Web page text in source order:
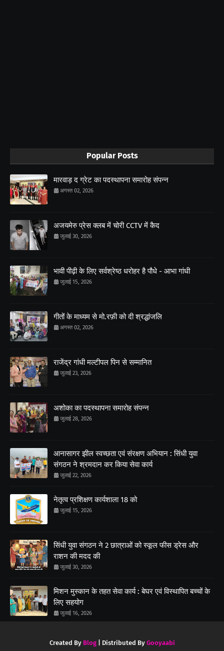
Popular Posts
मारवाड़ द ग्रेट का पदस्थापना समारोह संपन्न
अगस्त 02, 2026
अजयमेरु प्रेस क्लब में चोरी CCTV में कैद
जुलाई 30, 2026
भावी पीढ़ी के लिए सर्वश्रेष्ठ धरोहर है पौधे - आभा गांधी
जुलाई 15, 2026
गीतों के माध्यम से मो.रफ़ी को दी श्रद्धांजलि
अगस्त 02, 2026
राजेंद्र गांधी मल्टीपल पिन से सम्मानित
जुलाई 23, 2026
अशोका का पदस्थापना समारोह संपन्न
जुलाई 28, 2026
आनासागर झील स्वच्छता एवं संरक्षण अभियान : सिंधी युवा
संगठन ने श्रमदान कर किया सेवा कार्य
जुलाई 22, 2026
नेतृत्व प्रशिक्षण कार्यशाला 18 को
जुलाई 15, 2026
सिंधी युवा संगठन ने 2 छात्राओं को स्कूल फीस ड्रेस और
राशन की मदद की
जुलाई 30, 2026
मिशन मुस्कान के तहत सेवा कार्य : बेघर एवं विस्थापित बच्चों के
लिए सहयोग
जुलाई 16, 2026
Created By Blog| Distributed By Gooyaabi